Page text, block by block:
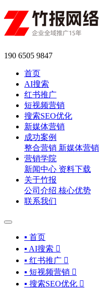
190 6505 9847
首页
AI搜索
红书推广
短视频营销
搜索SEO优化
新媒体营销
成功案例
整合营销 新媒体营销
营销学院
新闻中心 资料下载
关于竹报
公司介绍 核心优势
联系我们
▪ 首页
▪ AI搜索 
▪ 红书推广 
▪ 短视频营销 
▪ 搜索SEO优化 